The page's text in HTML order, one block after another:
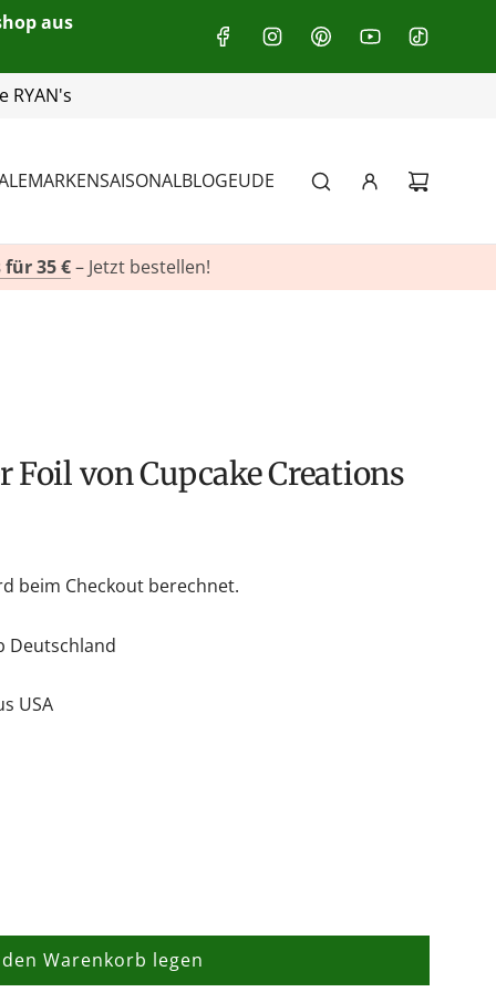
aus
116 719 10
MARKENSAISONALBLOGEUDE
für 35 €– Jetzt bestellen!
Foil von Cupcake Creations
beim Checkout berechnet.
Deutschland
USA
Warenkorb legen
L